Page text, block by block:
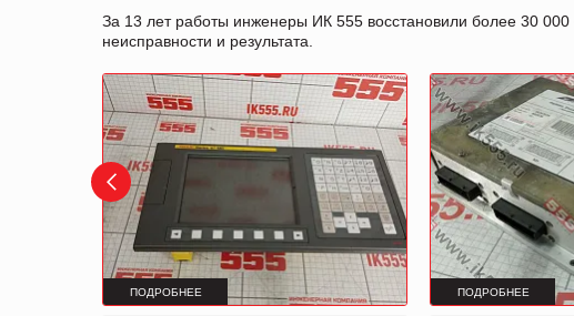
За 13 лет работы инженеры ИК 555 восстановили более 30
неисправности и результата.
ПОДРОБНЕЕ ПОДРОБНЕЕ